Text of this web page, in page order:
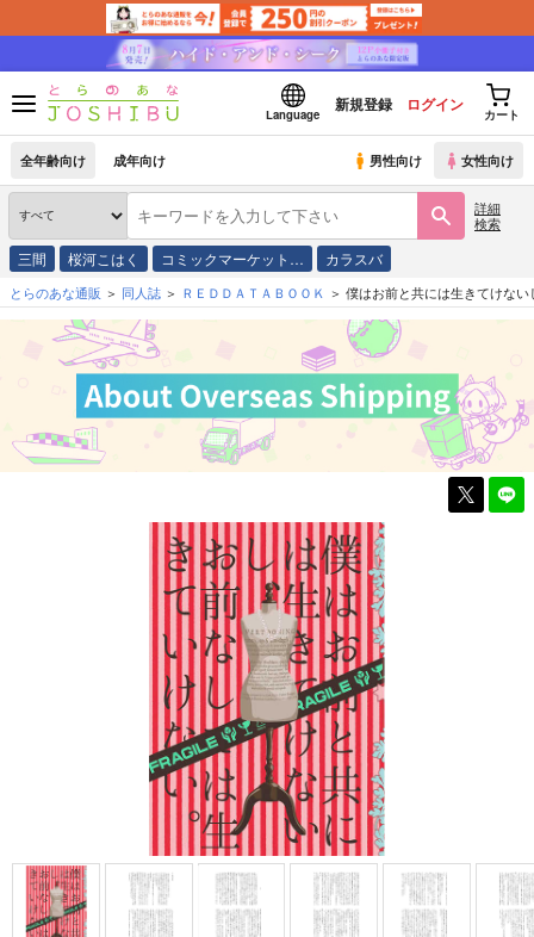
Language
新規登録 ログイン
カート
全年齢向け 成年向け 男性向け 女性向け
詳細
検索
三間 桜河こはく コミックマーケット… カラスバ
とらのあな通販 同人誌 ＲＥＤＤＡＴＡＢＯＯＫ 僕はお前と共には生きてけな